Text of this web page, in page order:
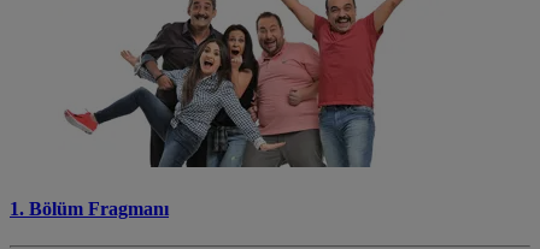
1. Bölüm Fragmanı